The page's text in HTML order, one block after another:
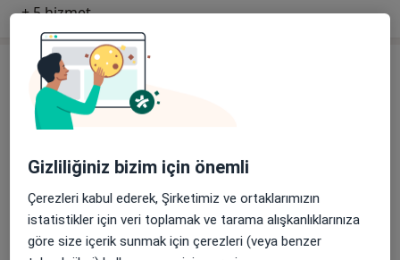
+ 5 hizmet
Uzmanlar
İç Hastalıkları
Uzm. Dr. Cemaliye Kendir
İç Hastalıkları
Gizliliğiniz bizim için önemli
Çerezleri kabul ederek, Şirketimiz ve ortaklarımızın
istatistikler için veri toplamak ve tarama alışkanlıklarınıza
göre size içerik sunmak için çerezleri (veya benzer